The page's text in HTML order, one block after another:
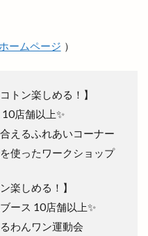
出雲豚骨ラーメン
出雲阿国終焉地
会
出雲須佐温泉
出雲駅南屋台村
出雲高松駅
分社
初音寿司
助成
院
勢溜
ームページ ）
トン楽しめる！】
店舗以上✨️
えるふれあいコーナー
使ったワークショップ
楽しめる！】
ース 10店舗以上✨️
わんワン運動会